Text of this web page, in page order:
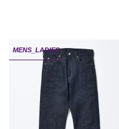
MENS_LADIES